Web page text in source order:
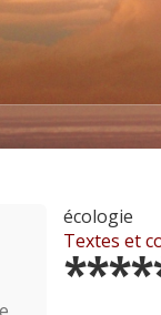
écologie
Textes et